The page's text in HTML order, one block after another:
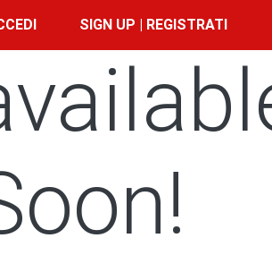
SIGN UP | REGISTRATI